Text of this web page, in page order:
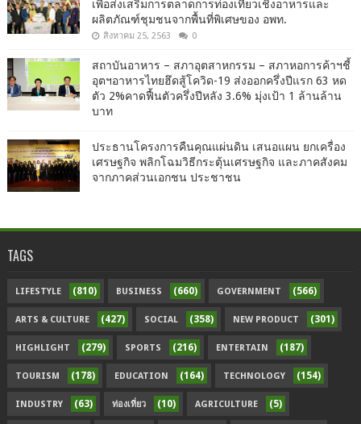
เพื่อส่งเสริมการตลาดการท่องเที่ยวเชิงอาหารและ
ผลิตภัณฑ์ชุมชนจากพื้นที่พิเศษของ อพท.
สิงหาคม 25, 2563 0
สถาบันอาหาร – สภาอุตสาหกรรม – สภาหอการค้าฯชี้
อุตฯอาหารไทยฮึดสู้โควิด-19 ส่งออกครึ่งปีแรก 63 หด
ตัว 2%คาดฟื้นตัวครึ่งปีหลัง 3.6% มุ่งเป้า 1 ล้านล้าน
บาท
ประธานโครงการคืนคุณแผ่นดิน เสนอแผน ยกเครื่อง
เศรษฐกิจ พลิกโฉมวิธีกระตุ้นเศรษฐกิจ และภาคสังคม
จากภาคส่วนเอกชน ประชาชน
TAGS
LIFESTYLE (810) BUSINESS (660) GOVERNMENT (566)
ARTS & CULTURE (427) SOCIAL (358) NEW PRODUCT (301)
HIGHLIGHT (279) SPORTS (216) ENTERTAIN (187)
TOURISM (178) EDUCATION (164) TECHNOLOGY (154)
INDUSTRY (63) ท่องเที่ยว (10) AGRICULTURE (5)